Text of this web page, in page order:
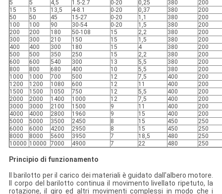
5 5 4,5 1.5-2.7 0-20 0,25 380
200
15
15 13,5 4-8.1 0-20 0,37 380
200
50
50 45 15-27 0-20 1,1 380
200
100
100 90 30-54 0-20 1,5 380
200
200
200 180 50-108 15 2,2 380
200
300
300 210 150 15 1,5 380
200
400
400 300 180 15 4 380
200
500
500 350 250 15 2,2 380
200
600
600 540 300 13 5,5 380
200
800
800 680 400 10 5,5 380
200
1000
1000 700 500 12 7,5 400
200
1200
1200 1080 600 12 11 400
200
1500
1500 1050 750 12 5,5 400
200
2000
2000 1400 1000 12 7,5 400
200
3000
3000 2100 1500 9 11 400
200
4000
4000 2800 1960 9 15 400
200
5000
5000 3500 2450 8 15 450
250
6000
6000 4200 2950 8 15 450
250
8000
8000 5600 3950 7 18,5 480
250
10000 10000 7000 4900 7 22 480 250
Principio di funzionamento
Il barilotto per il carico dei materiali è guidato dall'albero motore.
Il corpo del barilotto continua il movimento livellato ripetuto, la
rotazione, il giro ed altri movimenti complessi in modo che i